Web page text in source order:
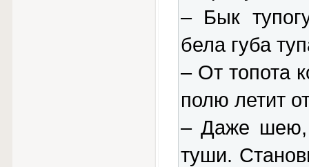
– Бык
бела губа
– От топота
полю летит
– Даже шею,
туши.